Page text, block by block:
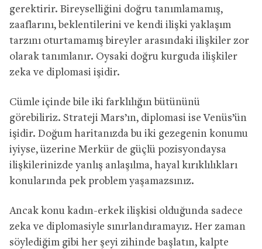
gerektirir. Bireyselliğini doğru tanımlamamış,
zaaflarını, beklentilerini ve kendi ilişki yaklaşım
tarzını oturtamamış bireyler arasındaki ilişkiler zor
olarak tanımlanır. Oysaki doğru kurguda ilişkiler
zeka ve diplomasi işidir.
Cümle içinde bile iki farklılığın bütününü
görebiliriz. Strateji Mars’ın, diplomasi ise Venüs’ün
işidir. Doğum haritanızda bu iki gezegenin konumu
iyiyse, üzerine Merkür de güçlü pozisyondaysa
ilişkilerinizde yanlış anlaşılma, hayal kırıklılıkları
konularında pek problem yaşamazsınız.
Ancak konu kadın-erkek ilişkisi olduğunda sadece
zeka ve diplomasiyle sınırlandıramayız. Her zaman
söylediğim gibi her şeyi zihinde başlatın, kalpte